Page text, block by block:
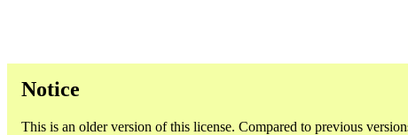
Notice
This is an older version of this license. Compared to previous